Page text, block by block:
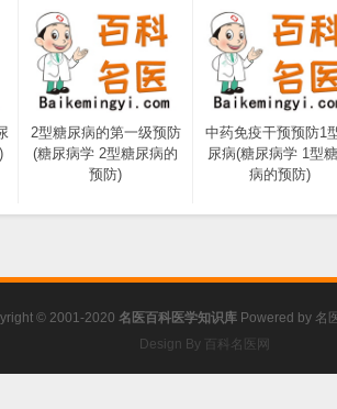
2型糖尿病的第一级预防
(糖尿病学 2型糖尿病的
预防)
中药免疫干预预防1
尿病(糖尿病学 1型
病的预防)
© 2001-2020 名医百科医学知识库 Powered by 名
Design By 百科名医网